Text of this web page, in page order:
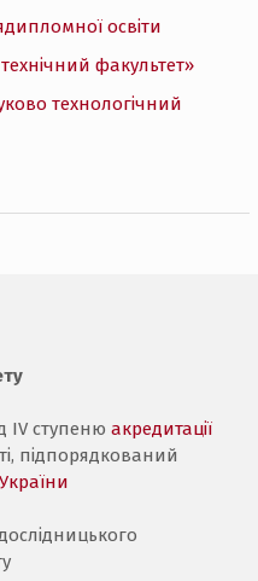
освіти
факультет»
технологічний
IV ступенюакредитації
підпорядкований